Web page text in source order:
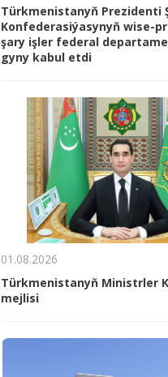
Türk­me­nis­ta­nyň Prezidenti
Kon­fe­de­ra­si­ýa­sy­nyň wi­se-
şa­ry iş­ler fe­de­ral
gy­ny ka­bul et­di
01.08.2026
Türkmenistanyň Ministrler
mejlisi